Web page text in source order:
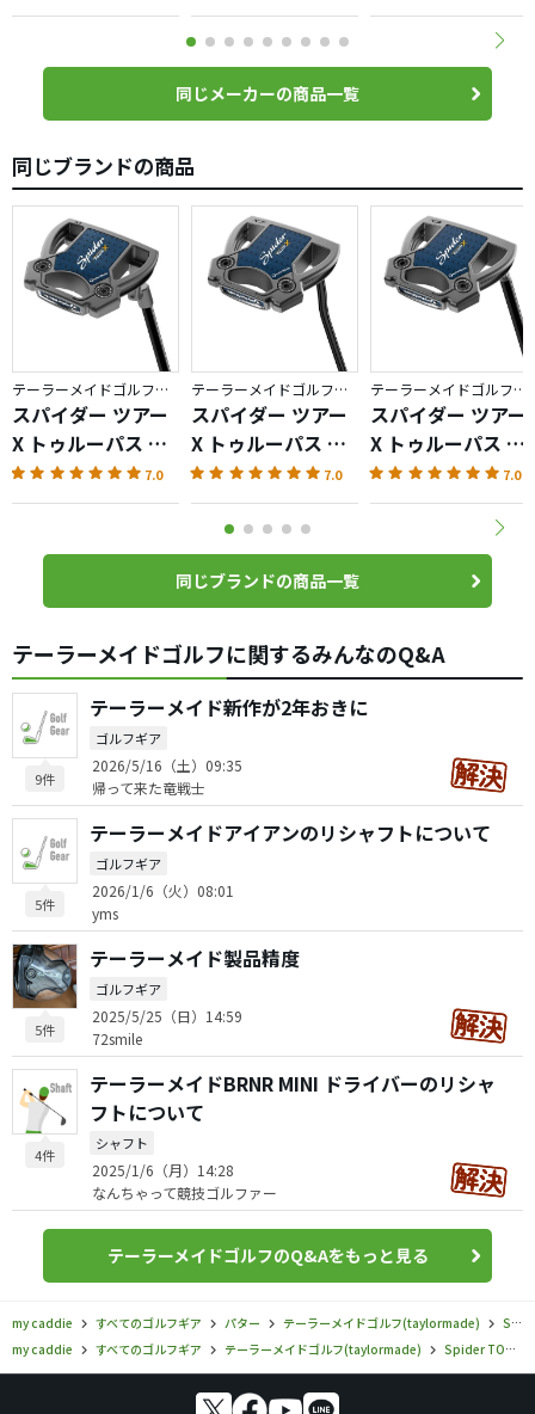
同じメーカーの商品一覧
同じブランドの商品
テーラーメイドゴルフ／Spider TOUR X
スパイダー ツアー
X トゥルーパス ク
ランクネック
7.0
テーラーメイドゴルフ／Spider TOUR X
スパイダー ツアー
X トゥルーパス ダ
ブルベンド
7.0
テーラーメイドゴルフ／Spider TOUR X
スパイダー ツアー
X トゥルーパス ス
モールスラント 7.0
同じブランドの商品一覧
テーラーメイドゴルフに関するみんなのQ&A
9件
テーラーメイド新作が2年おきに
ゴルフギア
2026/5/16（土）09:35
帰って来た竜戦士
5件
テーラーメイドアイアンのリシャフトについて
ゴルフギア
2026/1/6（火）08:01
yms
5件
テーラーメイド製品精度
ゴルフギア
2025/5/25（日）14:59
72smile
4件
テーラーメイドBRNR MINI ドライバーのリシャ
フトについて
シャフト
2025/1/6（月）14:28
なんちゃって競技ゴルファー
テーラーメイドゴルフのQ&Aをもっと見る
my caddie すべてのゴルフギア パター テーラーメイドゴルフ(taylormade)
Spider TOUR X
my caddie
すべてのゴルフギア テーラーメイドゴルフ(taylormade) Spider TOUR X